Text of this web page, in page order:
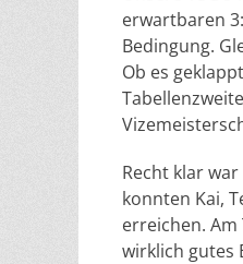
erwartbaren
Bedingung.
Ob es
Recht klar
konnten Kai,
erreichen.
wirklich gutes